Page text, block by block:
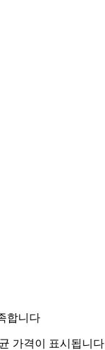
합니다
가격이 표시됩니다